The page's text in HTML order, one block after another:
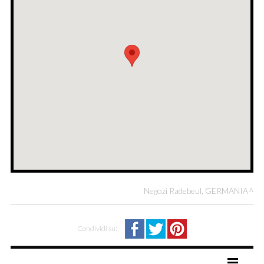
Negozi Radebeul, GERMANIA
Condividi su: